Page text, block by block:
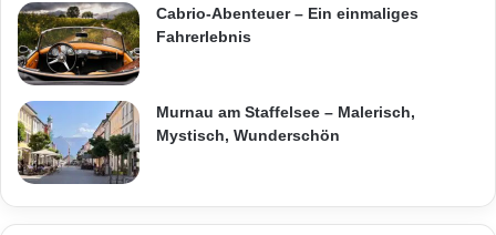
Cabrio-Abenteuer – Ein einmaliges
Fahrerlebnis
Murnau am Staffelsee – Malerisch,
Mystisch, Wunderschön